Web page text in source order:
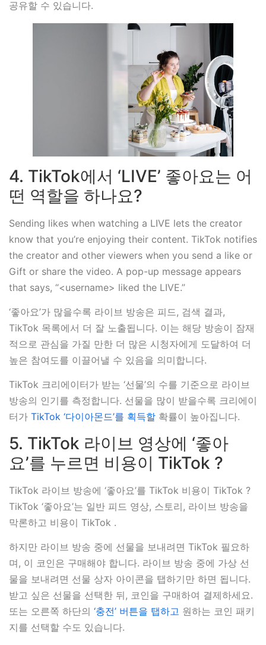
공유할 수 있습니다.
4. TikTok에서 ‘LIVE’ 좋아요는 어
떤 역할을 하나요?
Sending likes when watching a LIVE lets the creator
know that you’re enjoying their content. TikTok notifies
the creator and other viewers when you send a like or
Gift or share the video. A pop-up message appears
that says, “<username> liked the LIVE.”
‘좋아요’가 많을수록 라이브 방송은 피드, 검색 결과,
TikTok 목록에서 더 잘 노출됩니다. 이는 해당 방송이 잠재
적으로 관심을 가질 만한 더 많은 시청자에게 도달하여 더
높은 참여도를 이끌어낼 수 있음을 의미합니다.
TikTok 크리에이터가 받는 ‘선물’의 수를 기준으로 라이브
방송의 인기를 측정합니다. 선물을 많이 받을수록 크리에이
터가 TikTok ‘다이아몬드’를 획득할 확률이 높아집니다.
5. TikTok 라이브 영상에 ‘좋아
요’를 누르면 비용이 TikTok ?
TikTok 라이브 방송에 ‘좋아요’를 TikTok 비용이 TikTok ?
TikTok ‘좋아요’는 일반 피드 영상, 스토리, 라이브 방송을
막론하고 비용이 TikTok .
하지만 라이브 방송 중에 선물을 보내려면 TikTok 필요하
며, 이 코인은 구매해야 합니다. 라이브 방송 중에 가상 선
물을 보내려면 선물 상자 아이콘을 탭하기만 하면 됩니다.
받고 싶은 선물을 선택한 뒤, 코인을 구매하여 결제하세요.
또는 오른쪽 하단의 ‘충전’ 버튼을 탭하고 원하는 코인 패키
지를 선택할 수도 있습니다.